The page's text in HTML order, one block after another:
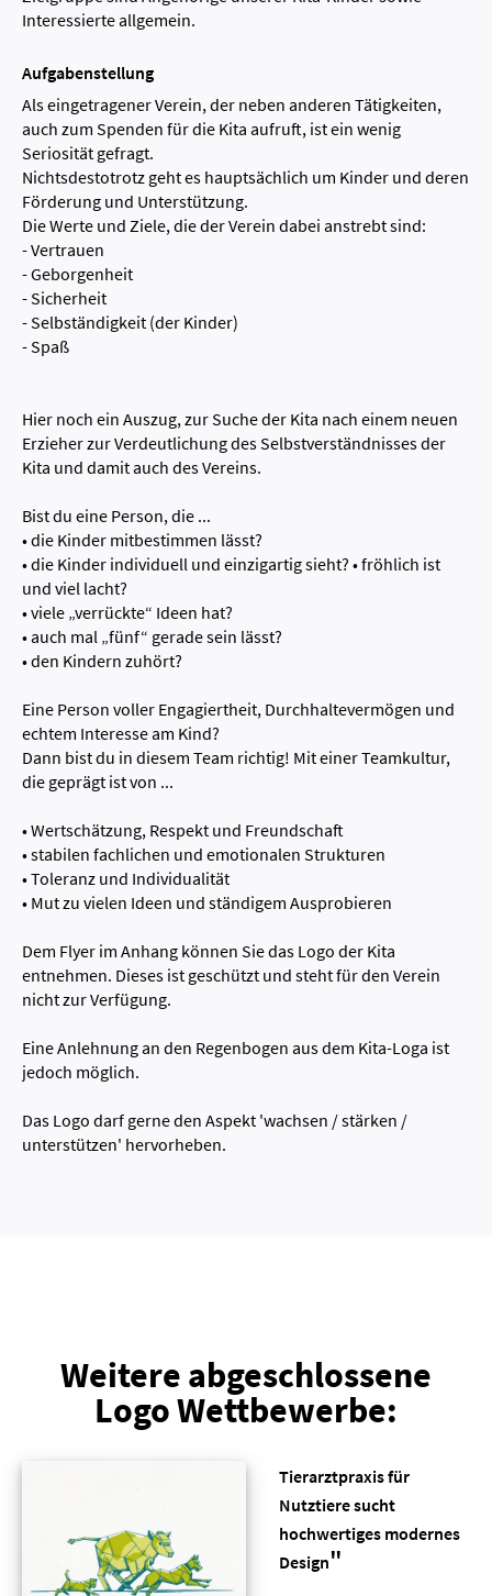
Interessierte allgemein.
Aufgabenstellung
Als eingetragener Verein, der neben anderen Tätigkeiten,
auch zum Spenden für die Kita aufruft, ist ein wenig
Seriosität gefragt.
Nichtsdestotrotz geht es hauptsächlich um Kinder und deren
Förderung und Unterstützung.
Die Werte und Ziele, die der Verein dabei anstrebt sind:
- Vertrauen
- Geborgenheit
- Sicherheit
- Selbständigkeit (der Kinder)
- Spaß
Hier noch ein Auszug, zur Suche der Kita nach einem neuen
Erzieher zur Verdeutlichung des Selbstverständnisses der
Kita und damit auch des Vereins.
Bist du eine Person, die ...
• die Kinder mitbestimmen lässt?
• die Kinder individuell und einzigartig sieht? • fröhlich ist
und viel lacht?
• viele „verrückte“ Ideen hat?
• auch mal „fünf“ gerade sein lässt?
• den Kindern zuhört?
Eine Person voller Engagiertheit, Durchhaltevermögen und
echtem Interesse am Kind?
Dann bist du in diesem Team richtig! Mit einer Teamkultur,
die geprägt ist von ...
• Wertschätzung, Respekt und Freundschaft
• stabilen fachlichen und emotionalen Strukturen
• Toleranz und Individualität
• Mut zu vielen Ideen und ständigem Ausprobieren
Dem Flyer im Anhang können Sie das Logo der Kita
entnehmen. Dieses ist geschützt und steht für den Verein
nicht zur Verfügung.
Eine Anlehnung an den Regenbogen aus dem Kita-Loga ist
jedoch möglich.
Das Logo darf gerne den Aspekt 'wachsen / stärken /
unterstützen' hervorheben.
Weitere abgeschlossene
Logo Wettbewerbe:
Tierarztpraxis für
Nutztiere sucht
hochwertiges modernes
Design"